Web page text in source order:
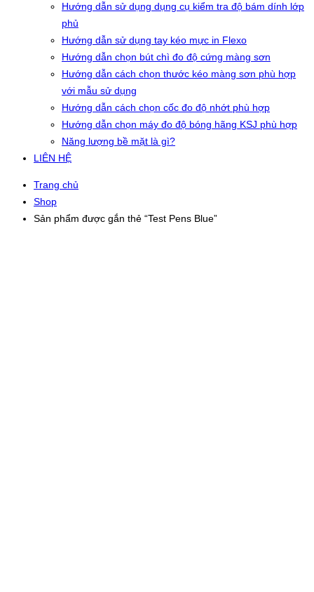
Hướng dẫn sử dụng dụng cụ kiểm tra độ bám dính lớp
phủ
Hướng dẫn sử dụng tay kéo mực in Flexo
Hướng dẫn chọn bút chì đo độ cứng màng sơn
Hướng dẫn cách chọn thước kéo màng sơn phù hợp
với mẫu sử dụng
Hướng dẫn cách chọn cốc đo độ nhớt phù hợp
Hướng dẫn chọn máy đo độ bóng hãng KSJ phù hợp
Năng lượng bề mặt là gì?
LIÊN HỆ
Trang chủ
Shop
Sản phẩm được gắn thẻ “Test Pens Blue”